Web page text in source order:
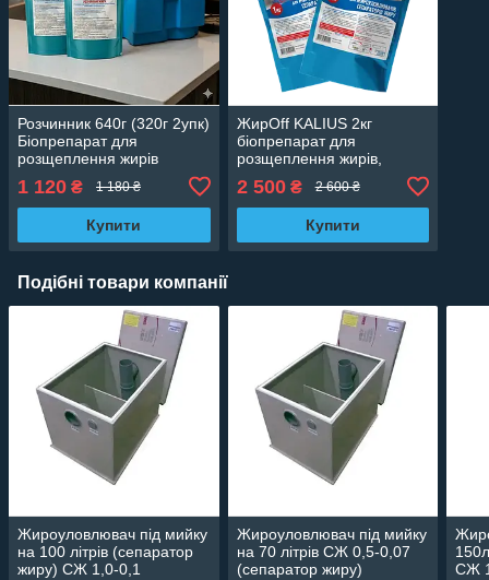
Розчинник 640г (320г 2упк)
Біопрепарат для
розщеплення жирів
1 120 ₴ 1 180 ₴
Купити
ЖирOff KALIUS 2кг
біопрепарат для
розщеплення жирів,
Комплект акційний
2 500₴ 2 600 ₴
Купити
Подібні товари компанії
Жироуловлювач під мийку
на 100 літрів (сепаратор
жиру) СЖ 1,0-0,1
Жироуловлювач під мийку
на 70 літрів СЖ 0,5-0,07
(сепаратор жиру)
СЖ